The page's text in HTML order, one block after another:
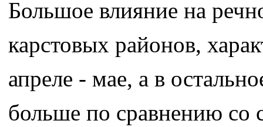
Большое влияние на
карстовых районов,
апреле - мае, а в
больше по сравнению со